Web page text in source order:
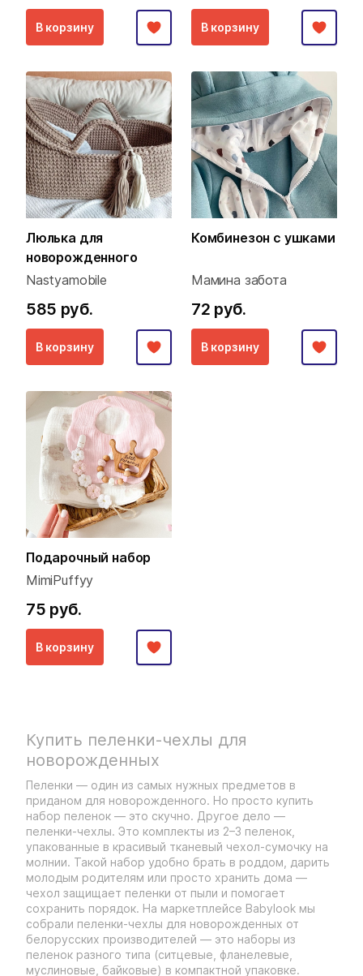
В корзину В корзину
Люлька для
новорожденного
Nastyamobile
585 руб.
В корзину
Комбинезон с ушками
Мамина забота
72 руб.
В корзину
Подарочный набор
MimiPuffyy
75 руб.
В корзину
Купить пеленки-чехлы для
новорожденных
Пеленки — один из самых нужных предметов в
приданом для новорожденного. Но просто купить
набор пеленок — это скучно. Другое дело —
пеленки-чехлы. Это комплекты из 2–3 пеленок,
упакованные в красивый тканевый чехол-сумочку на
молнии. Такой набор удобно брать в роддом, дарить
молодым родителям или просто хранить дома —
чехол защищает пеленки от пыли и помогает
сохранить порядок. На маркетплейсе Babylook мы
собрали пеленки-чехлы для новорожденных от
белорусских производителей — это наборы из
пеленок разного типа (ситцевые, фланелевые,
муслиновые, байковые) в компактной упаковке.